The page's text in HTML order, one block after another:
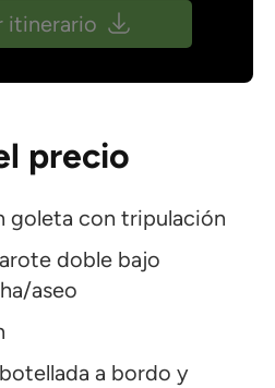
itinerario
precio
goleta con tripulación
doble bajo
aseo
a bordo y